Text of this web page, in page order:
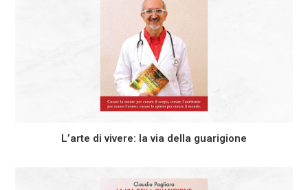
L’arte di vivere: la via della guarigione